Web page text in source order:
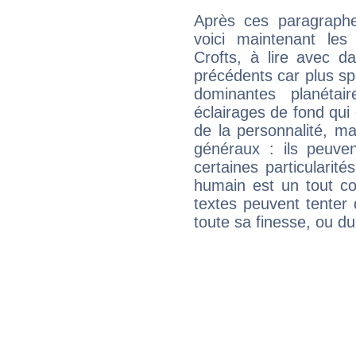
Après ces
voici maintenant
Crofts, à lire avec
précédents car plus
dominantes
éclairages de fond
de la personnalité,
généraux : ils
certaines
humain est un tout
textes peuvent tenter
toute sa finesse, ou